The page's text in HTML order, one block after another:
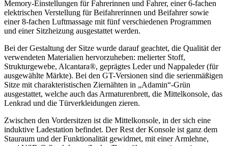
Memory-Einstellungen für Fahrerinnen und Fahrer, einer 6-fachen
elektrischen Verstellung für Beifahrerinnen und Beifahrer sowie
einer 8-fachen Luftmassage mit fünf verschiedenen Programmen
und einer Sitzheizung ausgestattet werden.
Bei der Gestaltung der Sitze wurde darauf geachtet, die Qualität der
verwendeten Materialien hervorzuheben: melierter Stoff,
Strukturgewebe, Alcantara®, geprägtes Leder und Nappaleder (für
ausgewählte Märkte). Bei den GT-Versionen sind die serienmäßigen
Sitze mit charakteristischen Ziernähten in „Adamin“-Grün
ausgestattet, welche auch das Armaturenbrett, die Mittelkonsole, das
Lenkrad und die Türverkleidungen zieren.
Zwischen den Vordersitzen ist die Mittelkonsole, in der sich eine
induktive Ladestation befindet. Der Rest der Konsole ist ganz dem
Stauraum und der Funktionalität gewidmet, mit einer Armlehne,